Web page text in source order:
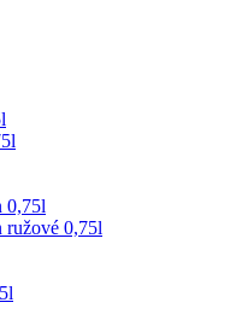
0,75l
ružové 0,75l